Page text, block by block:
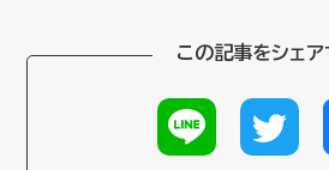
この記事をシェア